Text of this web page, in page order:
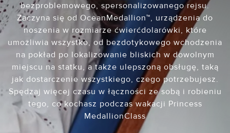
bezproblemowego, spersonalizowanego rejsu.
Zaczyna się od OceanMedallion™, urządzenia do
noszenia w rozmiarze ćwierćdolarówki, które
umożliwia wszystko, od bezdotykowego wchodzenia
na pokład po lokalizowanie bliskich w dowolnym
miejscu na statku, a także ulepszoną obsługę, taką
jak dostarczenie wszystkiego, czego potrzebujesz.
Spędzaj więcej czasu w łączności ze sobą i robieniu
tego, co kochasz podczas wakacji Princess
MedallionClass